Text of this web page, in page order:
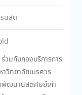
นิสิต
มกับกองบริการการ
วิทยาลัยนเรศวร
พัฒนานิสิตศิษย์เก่า